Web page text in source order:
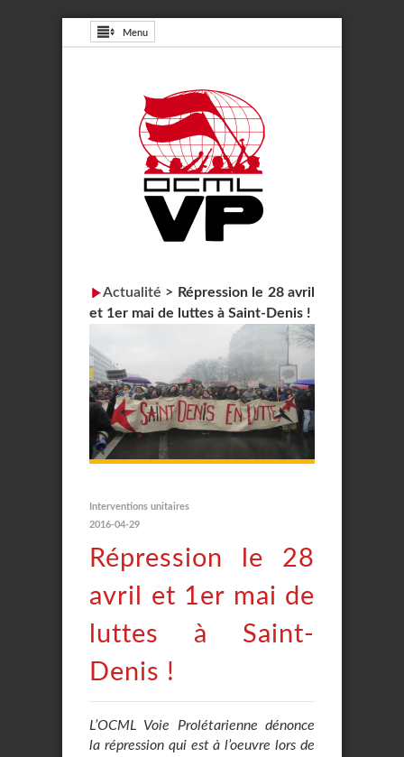
Menu
Actualité > Répression le 28 avril
et 1er mai de luttes à Saint-Denis !
Interventions unitaires
2016-04-29
Répression le 28
avril et 1er mai de
luttes à Saint-
Denis !
L’OCML Voie Prolétarienne dénonce
la répression qui est à l’oeuvre lors de